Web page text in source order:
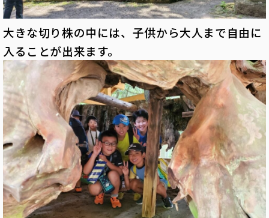
大きな切り株の中には、子供から大人まで自由に
入ることが出来ます。